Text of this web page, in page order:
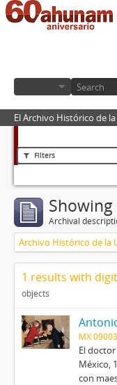
El Archivo Histórico de
Filters
Archival
Archivo Histórico de la
1 results with
objects
MX
El
México,
con